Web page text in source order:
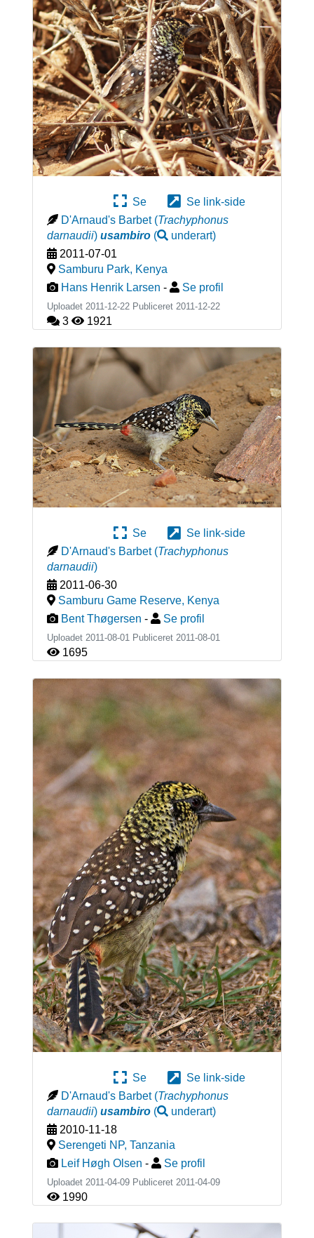
Se
Se link-side
D'Arnaud's Barbet (Trachyphonus
darnaudii) usambiro( underart)
2011-07-01
Samburu Park, Kenya
Hans Henrik Larsen - Se profil
Uploadet 2011-12-22 Publiceret 2011-12-22
3 1921
Se
Se link-side
D'Arnaud's Barbet (Trachyphonus
darnaudii)
2011-06-30
Samburu Game Reserve, Kenya
Bent Thøgersen - Se profil
Uploadet 2011-08-01 Publiceret 2011-08-01
1695
Se
Se link-side
D'Arnaud's Barbet (Trachyphonus
darnaudii) usambiro( underart)
2010-11-18
Serengeti NP, Tanzania
Leif Høgh Olsen - Se profil
Uploadet 2011-04-09 Publiceret 2011-04-09
1990